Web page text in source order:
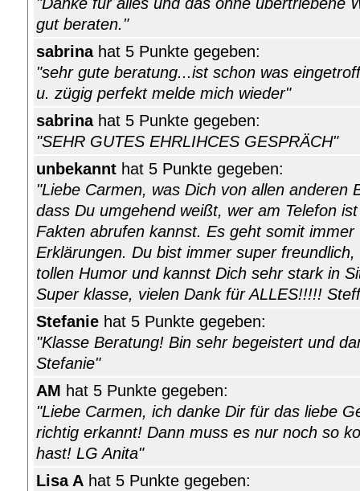
"Danke für alles und das ohne übertriebene
gut beraten."
sabrinahat 5 Punkte gegeben:
"sehr gute beratung...ist schon was
u. zügig perfekt melde mich wieder"
sabrinahat 5 Punkte gegeben:
"SEHR GUTES EHRLIHCES GESPRÄCH"
unbekannt hat 5 Punkte gegeben:
"Liebe Carmen, was Dich von allen anderen
dass Du umgehend weißt, wer am Telefon
Fakten abrufen kannst. Es geht somit immer
Erklärungen. Du bist immer super
tollen Humor und kannst Dich sehr stark in
Super klasse, vielen Dank für ALLES!!!!!
Stefanie hat 5 Punkte gegeben:
"Klasse Beratung! Bin sehr begeistert und
Stefanie"
AM hat 5 Punkte gegeben:
"Liebe Carmen, ich danke Dir für das liebe
richtig erkannt! Dann muss es nur noch so
hast! LG Anita"
Lisa A hat 5 Punkte gegeben: